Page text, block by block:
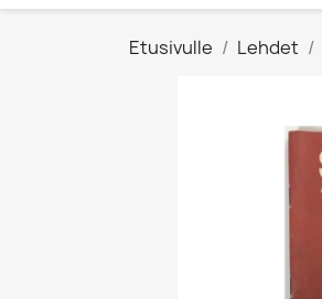
Etusivulle Lehdet